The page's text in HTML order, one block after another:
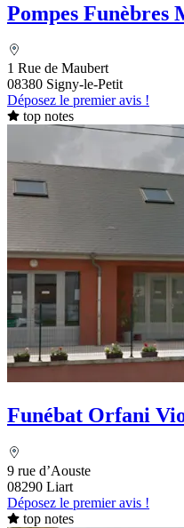
Pompes Funèbres
1 Rue de Maubert
08380 Signy-le-Petit
Déposez le premier avis !
top notes
Funébat Orfani
9 rue d’Aouste
08290 Liart
Déposez le premier avis !
top notes